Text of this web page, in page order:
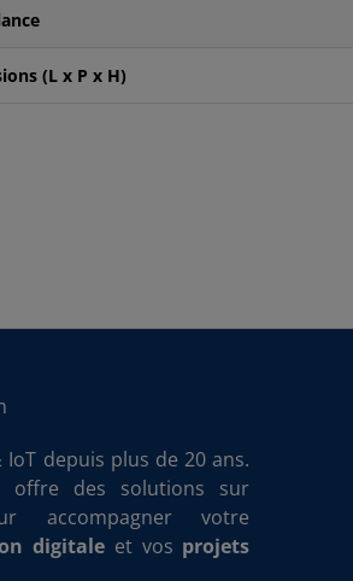
(L x P x H)
IoT depuis plus de 20 ans.
offre des solutions sur
accompagner votre
digitaleet vos projets